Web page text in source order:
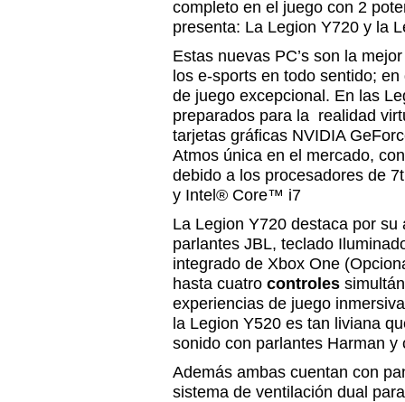
completo en el juego con 2
presenta: La Legion Y720 y la
Estas nuevas PC’s son la
los e-sports en todo sentido;
de juego excepcional. En las
preparados para la realidad
tarjetas gráficas NVIDIA
Atmos única en el mercado,
debido a los procesadores de
y Intel® Core™ i7
La Legion Y720 destaca por
parlantes JBL, teclado
integrado de Xbox One
hasta cuatro controles
experiencias de juego
la Legion Y520 es tan liviana
sonido con parlantes Harman
Además ambas cuentan con
sistema de ventilación dual